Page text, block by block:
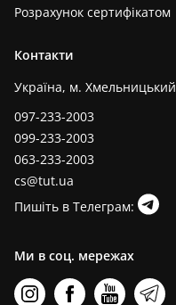
Розрахунок сертифікатом
Контакти
Україна, м. Хмельницький
097-233-2003
099-233-2003
063-233-2003
cs@tut.ua
Пишіть в Телеграм:
Ми в соц. мережах